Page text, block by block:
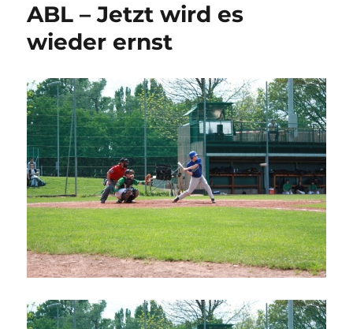
ABL – Jetzt wird es
wieder ernst